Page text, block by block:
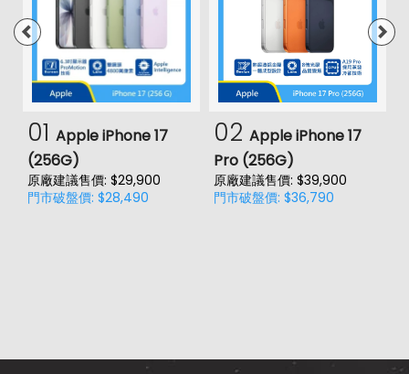
01 Apple iPhone 17
(256G)
原廠建議售價: $29,900
門市破盤價: $28,490
02 Apple iPhone 17
Pro (256G)
原廠建議售價: $39,900
門市破盤價: $36,790